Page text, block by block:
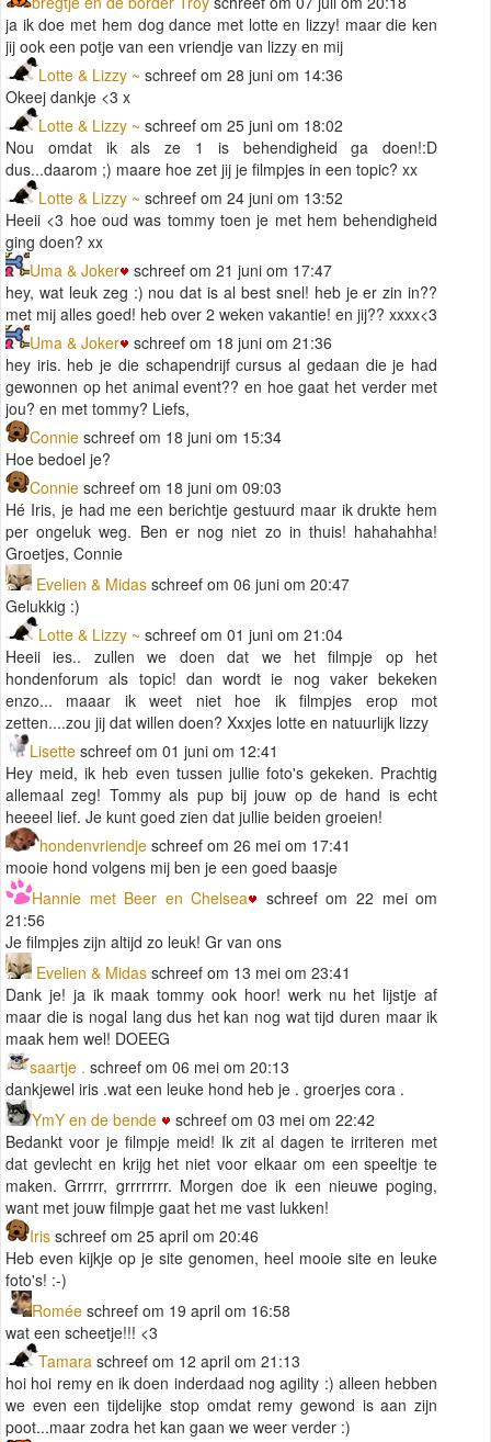
ja ik doe met hem dog dance met lotte en lizzy! maar die ken
jij ook een potje van een vriendje van lizzy en mij
Lotte & Lizzy ~ schreef om 28 juni om 14:36
Okeej dankje <3 x
Lotte & Lizzy ~ schreef om 25 juni om 18:02
Nou omdat ik als ze 1 is behendigheid ga doen!:D
dus...daarom ;) maare hoe zet jij je filmpjes in een topic? xx
Lotte & Lizzy ~ schreef om 24 juni om 13:52
Heeii <3 hoe oud was tommy toen je met hem behendigheid
ging doen? xx
Uma & Joker
schreef om 21 juni om 17:47
hey, wat leuk zeg :) nou dat is al best snel! heb je er zin in??
met mij alles goed! heb over 2 weken vakantie! en jij?? xxxx<3
Uma & Joker
schreef om 18 juni om 21:36
hey iris. heb je die schapendrijf cursus al gedaan die je had
gewonnen op het animal event?? en hoe gaat het verder met
jou? en met tommy? Liefs,
Connie schreef om 18 juni om 15:34
Hoe bedoel je?
Connie schreef om 18 juni om 09:03
Hé Iris, je had me een berichtje gestuurd maar ik drukte hem
per ongeluk weg. Ben er nog niet zo in thuis! hahahahha!
Groetjes, Connie
Evelien & Midas schreef om 06 juni om 20:47
Gelukkig :)
Lotte & Lizzy ~ schreef om 01 juni om 21:04
Heeii ies.. zullen we doen dat we het filmpje op het
hondenforum als topic! dan wordt ie nog vaker bekeken
enzo... maaar ik weet niet hoe ik filmpjes erop mot
zetten....zou jij dat willen doen? Xxxjes lotte en natuurlijk lizzy
Lisette schreef om 01 juni om 12:41
Hey meid, ik heb even tussen jullie foto's gekeken. Prachtig
allemaal zeg! Tommy als pup bij jouw op de hand is echt
heeeel lief. Je kunt goed zien dat jullie beiden groeien!
hondenvriendje schreef om 26 mei om 17:41
mooie hond volgens mij ben je een goed baasje
Hannie met Beer en Chelsea
schreef om 22 mei om
21:56
Je filmpjes zijn altijd zo leuk! Gr van ons
Evelien & Midas schreef om 13 mei om 23:41
Dank je! ja ik maak tommy ook hoor! werk nu het lijstje af
maar die is nogal lang dus het kan nog wat tijd duren maar ik
maak hem wel! DOEEG
saartje . schreef om 06 mei om 20:13
dankjewel iris .wat een leuke hond heb je . groerjes cora .
YmY en de bende
schreef om 03 mei om 22:42
Bedankt voor je filmpje meid! Ik zit al dagen te irriteren met
dat gevlecht en krijg het niet voor elkaar om een speeltje te
maken. Grrrrr, grrrrrrrr. Morgen doe ik een nieuwe poging,
want met jouw filmpje gaat het me vast lukken!
Iris schreef om 25 april om 20:46
Heb even kijkje op je site genomen, heel mooie site en leuke
foto's! :-)
Romée schreef om 19 april om 16:58
wat een scheetje!!! <3
Tamara schreef om 12 april om 21:13
hoi hoi remy en ik doen inderdaad nog agility :) alleen hebben
we even een tijdelijke stop omdat remy gewond is aan zijn
poot...maar zodra het kan gaan we weer verder :)